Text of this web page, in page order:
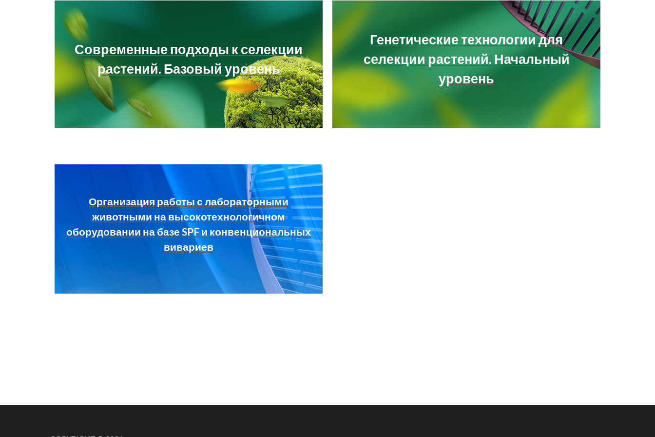
Современные подходы к селекции
растений. Базовый уровень
Генетические технологии для
селекции растений. Начальный
уровень
Организация работы с лабораторными
животными на высокотехнологичном
оборудовании на базе SPF и конвенциональных
вивариев